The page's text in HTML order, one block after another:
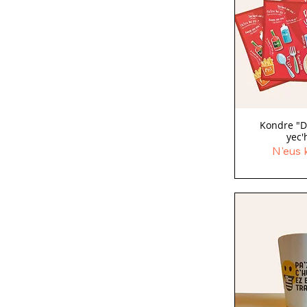
Kondre
N'eus